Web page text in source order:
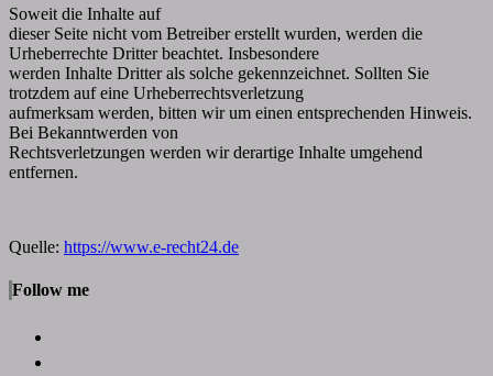
Soweit die Inhalte auf
dieser Seite nicht vom Betreiber erstellt wurden, werden die
Urheberrechte Dritter beachtet. Insbesondere
werden Inhalte Dritter als solche gekennzeichnet. Sollten Sie
trotzdem auf eine Urheberrechtsverletzung
aufmerksam werden, bitten wir um einen entsprechenden Hinweis.
Bei Bekanntwerden von
Rechtsverletzungen werden wir derartige Inhalte umgehend
entfernen.
Quelle: https://www.e-recht24.de
Follow me